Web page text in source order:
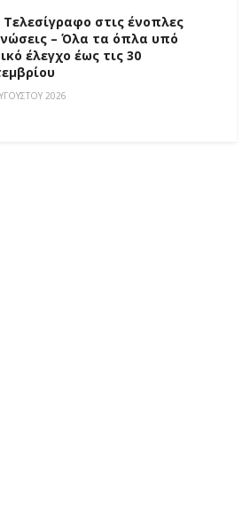
Τελεσίγραφο στις ένοπλες
– Όλα τα όπλα υπό
έλεγχο έως τις 30
2026